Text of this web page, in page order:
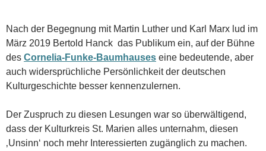
Nach der Begegnung mit Martin Luther und Karl Marx lud im
März 2019 Bertold Hanck das Publikum ein, auf der Bühne
des Cornelia-Funke-Baumhauses eine bedeutende, aber
auch widersprüchliche Persönlichkeit der deutschen
Kulturgeschichte besser kennenzulernen.
Der Zuspruch zu diesen Lesungen war so überwältigend,
dass der Kulturkreis St. Marien alles unternahm, diesen
‚Unsinn‘ noch mehr Interessierten zugänglich zu machen.